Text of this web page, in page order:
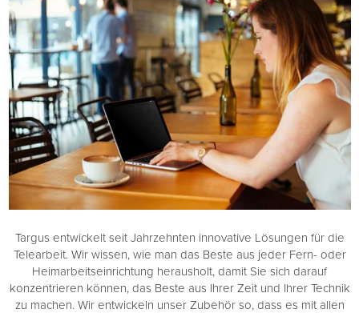
Targus entwickelt seit Jahrzehnten innovative Lösungen für die
Telearbeit. Wir wissen, wie man das Beste aus jeder Fern- oder
Heimarbeitseinrichtung herausholt, damit Sie sich darauf
konzentrieren können, das Beste aus Ihrer Zeit und Ihrer Technik
zu machen. Wir entwickeln unser Zubehör so, dass es mit allen